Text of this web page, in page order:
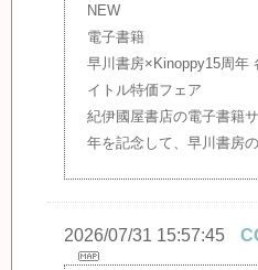
NEW
電子書籍
早川書房×Kinoppy15周年
イトル特価フェア
紀伊國屋書店の電子書籍
年を記念して、早川書房
2026/07/31 15:57:45